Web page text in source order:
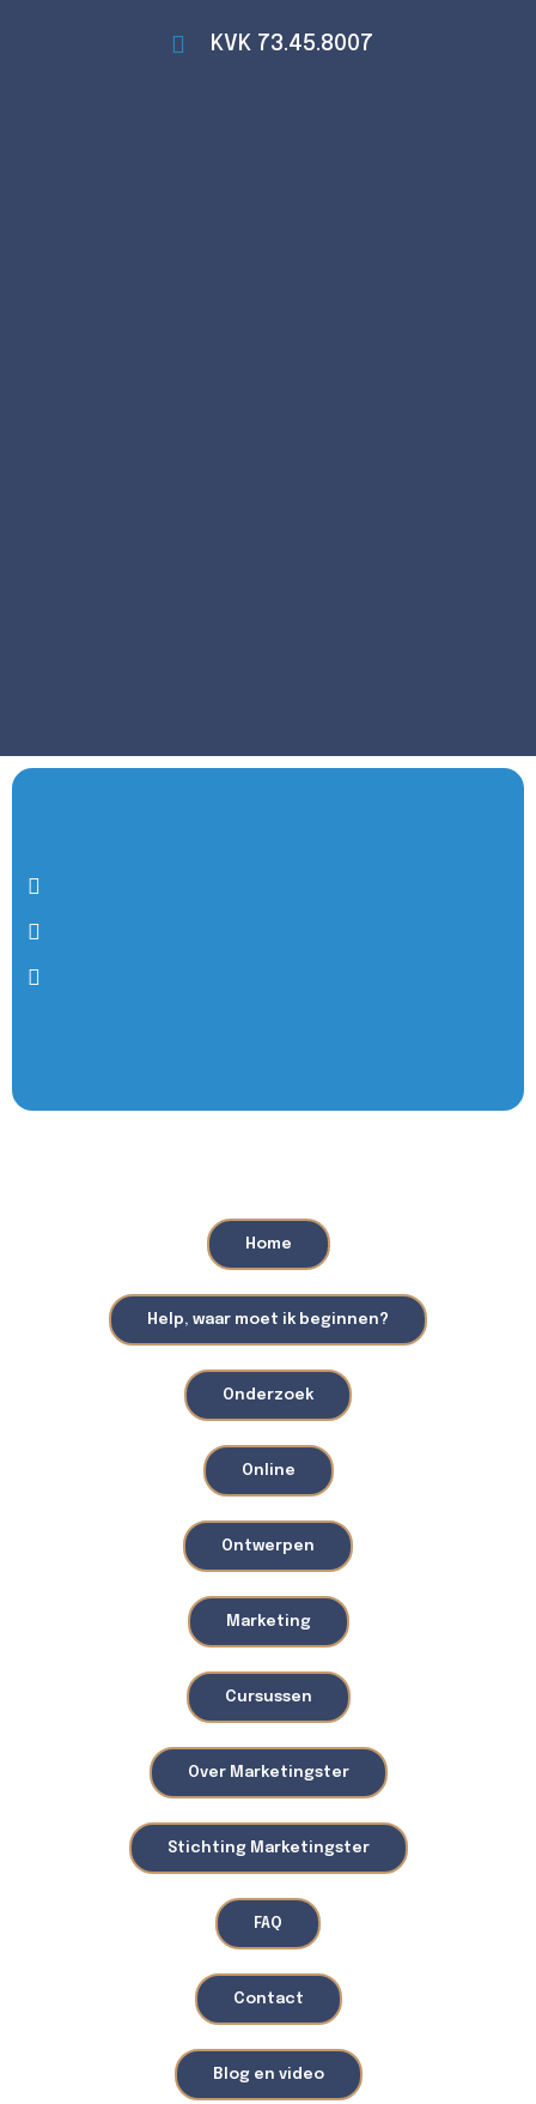
KVK 73.45.8007
Home
Help, waar moet ik beginnen?
Onderzoek
Online
Ontwerpen
Marketing
Cursussen
Over Marketingster
Stichting Marketingster
FAQ
Contact
Blog en video